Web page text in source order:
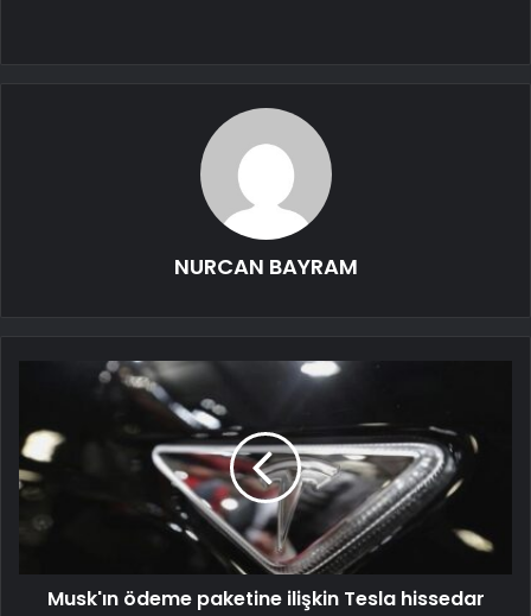
NURCAN BAYRAM
Musk'ın ödeme paketine ilişkin Tesla hissedar